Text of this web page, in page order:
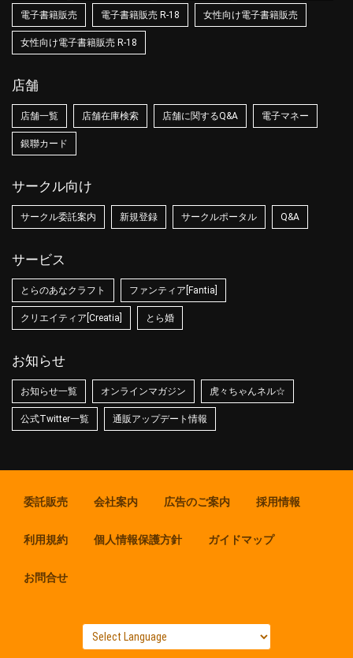
電子書籍販売 電子書籍販売 R-18 女性向け電子書籍販売
女性向け電子書籍販売 R-18
店舗
店舗一覧 店舗在庫検索 店舗に関するQ&A 電子マネー
銀聯カード
サークル向け
サークル委託案内 新規登録 サークルポータル Q&A
サービス
とらのあなクラフト ファンティア[Fantia]
クリエイティア[Creatia] とら婚
お知らせ
お知らせ一覧 オンラインマガジン 虎々ちゃんネル☆
公式Twitter一覧 通販アップデート情報
委託販売 会社案内 広告のご案内 採用情報
利用規約 個人情報保護方針 ガイドマップ
お問合せ